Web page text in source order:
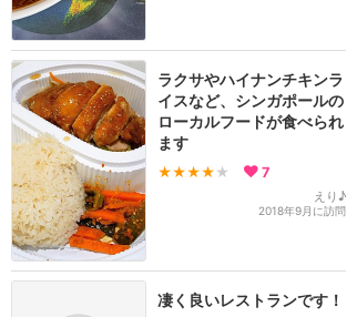
ラクサやハイナンチキンラ
イスなど、シンガポールの
ローカルフードが食べられ
ます
★★★★ ★ 7
えり♪
2018年9月に訪問
凄く良いレストランです！